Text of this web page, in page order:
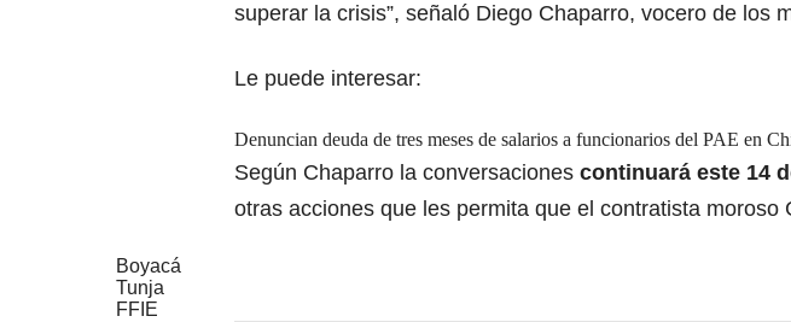
superar la crisis”, señaló Diego Chaparro, vocero de los
Le puede interesar:
Denuncian deuda de tres meses de salarios a funcionarios del PAE en
Según Chaparro la conversaciones continuará este 14
otras acciones que les permita que el contratista moroso
Boyacá
Tunja
FFIE